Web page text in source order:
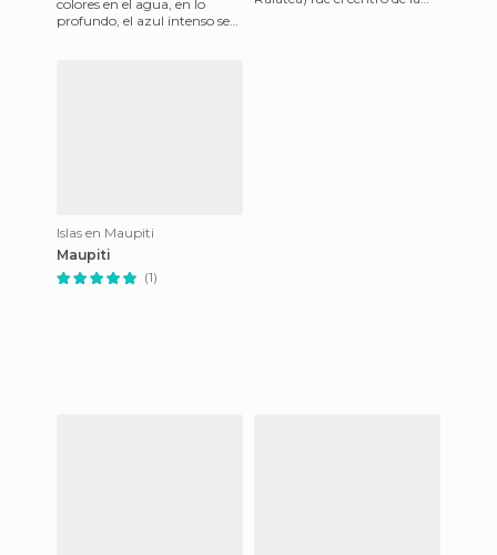
colores en el agua, en lo
profundo, el azul intenso se
Islas en Maupiti
Maupiti
(1)